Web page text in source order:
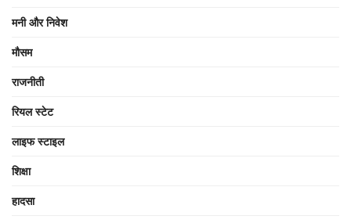
मनी और निवेश
मौसम
राजनीती
रियल स्टेट
लाइफ स्टाइल
शिक्षा
हादसा